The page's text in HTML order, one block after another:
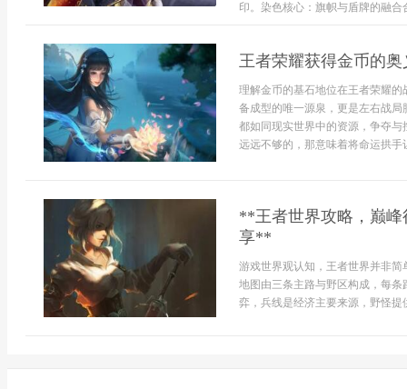
印。染色核心：旗帜与盾牌的融合
王者荣耀获得金币的
理解金币的基石地位在王者荣耀
备成型的唯一源泉，更是左右战
都如同现实世界中的资源，争夺
远远不够的，那意味着将命运拱
**王者世界攻略，巅
享**
游戏世界观认知，王者世界并非
地图由三条主路与野区构成，每
弈，兵线是经济主要来源，野怪提